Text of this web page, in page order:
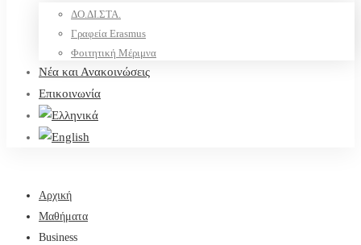
ΔΟ.ΔΙ.ΣΤΑ.
Γραφεία Erasmus
Φοιτητική Μέριμνα
Νέα και Ανακοινώσεις
Επικοινωνία
Αρχική
Μαθήματα
Business